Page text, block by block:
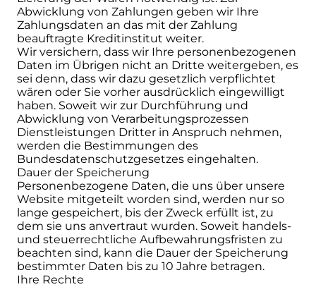
Abwicklung von Zahlungen geben wir Ihre
Zahlungsdaten an das mit der Zahlung
beauftragte Kreditinstitut weiter.
Wir versichern, dass wir Ihre personenbezogenen
Daten im Übrigen nicht an Dritte weitergeben, es
sei denn, dass wir dazu gesetzlich verpflichtet
wären oder Sie vorher ausdrücklich eingewilligt
haben. Soweit wir zur Durchführung und
Abwicklung von Verarbeitungsprozessen
Dienstleistungen Dritter in Anspruch nehmen,
werden die Bestimmungen des
Bundesdatenschutzgesetzes eingehalten.
Dauer der Speicherung
Personenbezogene Daten, die uns über unsere
Website mitgeteilt worden sind, werden nur so
lange gespeichert, bis der Zweck erfüllt ist, zu
dem sie uns anvertraut wurden. Soweit handels-
und steuerrechtliche Aufbewahrungsfristen zu
beachten sind, kann die Dauer der Speicherung
bestimmter Daten bis zu 10 Jahre betragen.
Ihre Rechte